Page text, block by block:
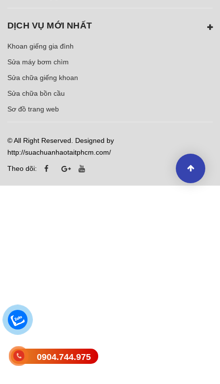
DỊCH VỤ MỚI NHẤT
Khoan giếng gia đình
Sửa máy bơm chìm
Sửa chữa giếng khoan
Sửa chữa bồn cầu
Sơ đồ trang web
© All Right Reserved. Designed by
http://suachuanhaotaitphcm.com/
Theo dõi:
0904.744.975